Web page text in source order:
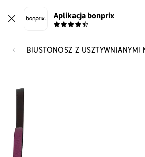
Aplikacja bonprix